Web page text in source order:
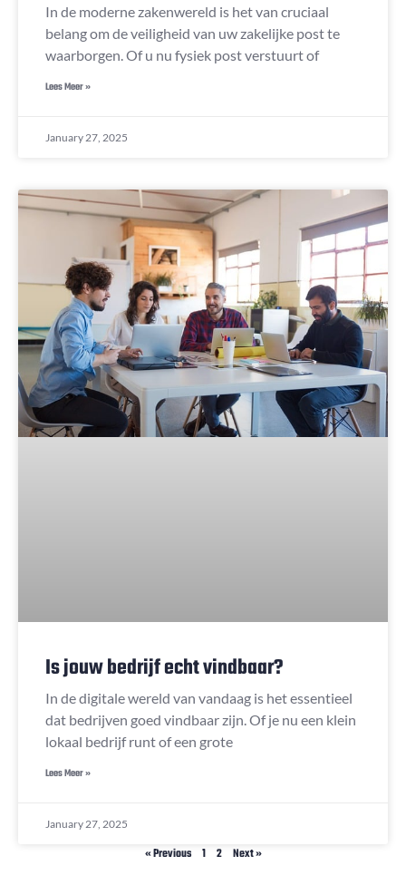
In de moderne zakenwereld is het van cruciaal
belang om de veiligheid van uw zakelijke post te
waarborgen. Of u nu fysiek post verstuurt of
Lees Meer »
January 27, 2025
Is jouw bedrijf echt vindbaar?
In de digitale wereld van vandaag is het essentieel
dat bedrijven goed vindbaar zijn. Of je nu een klein
lokaal bedrijf runt of een grote
Lees Meer »
January 27, 2025
« Previous 1 2 Next »